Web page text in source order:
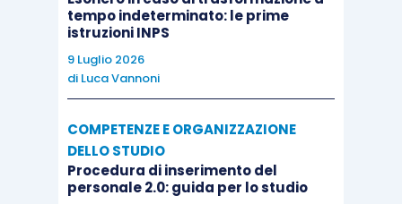
tempo indeterminato: le prime
istruzioni INPS
9 Luglio 2026
di Luca Vannoni
COMPETENZE E ORGANIZZAZIONE
DELLO STUDIO
Procedura di inserimento del
personale 2.0: guida per lo studio